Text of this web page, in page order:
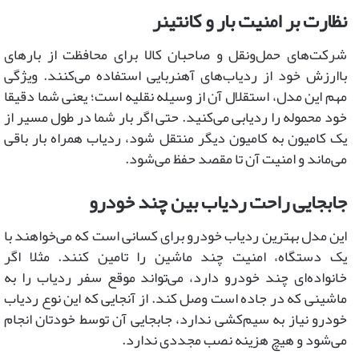
نظارت بر امنیت بار و کانتینر
شرکت‌های حمل‌ونقل و صاحبان کالا برای محافظت از بارهای
باارزش خود از ردیاب‌های آهنربایی استفاده می‌کنند. ویژگی
مهم این مدل، استقلال آن از وسیله نقلیه است؛ یعنی شما دقیقا
خود محموله را ردیابی می‌کنید. حتی اگر بار شما در طول مسیر از
یک کامیون به کامیون دیگر منتقل شود، ردیاب همراه بار باقی
می‌ماند و امنیت آن تا مقصد حفظ می‌شود.
جابجایی راحت ردیاب بین چند خودرو
این مدل بهترین ردیاب خودرو برای کسانی است که می‌خواهند با
یک دستگاه، امنیت چند ماشین را تامین کنند. مثلا اگر
خانواده‌ای چند خودرو دارد، می‌تواند موقع سفر ردیاب را به
ماشینی که در جاده است وصل کند. از آنجایی که این نوع ردیاب
خودرو نیاز به سیم‌کشی ندارد، جابجایی آن توسط خودتان انجام
می‌شود و هیچ هزینه نصب مجددی ندارد.